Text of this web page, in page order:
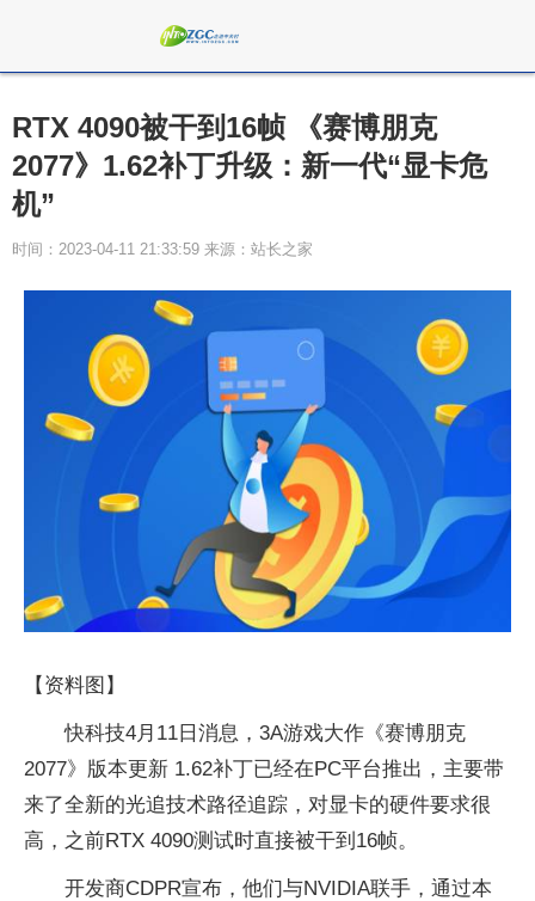
RTX 4090被干到16帧 《赛博朋克
2077》1.62补丁升级：新一代“显卡危
机”
时间：2023-04-11 21:33:59 来源：站长之家
【资料图】
快科技4月11日消息，3A游戏大作《赛博朋克
2077》版本更新 1.62补丁已经在PC平台推出，主要带
来了全新的光追技术路径追踪，对显卡的硬件要求很
高，之前RTX 4090测试时直接被干到16帧。
开发商CDPR宣布，他们与NVIDIA联手，通过本